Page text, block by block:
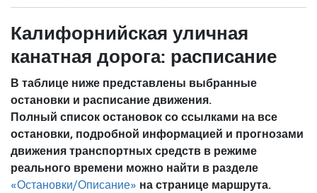
Калифорнийская уличная
канатная дорога: расписание
В таблице ниже представлены выбранные
остановки и расписание движения.
Полный список остановок со ссылками на все
остановки, подробной информацией и прогнозами
движения транспортных средств в режиме
реального времени можно найти в разделе
«Остановки/Описание» на странице маршрута.